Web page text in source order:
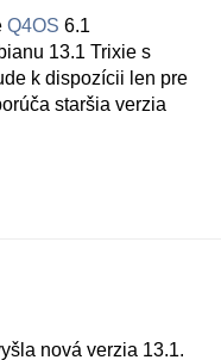
Q4OS 6.1
13.1 Trixie s
k dispozícii len pre
staršia verzia
nová verzia 13.1.